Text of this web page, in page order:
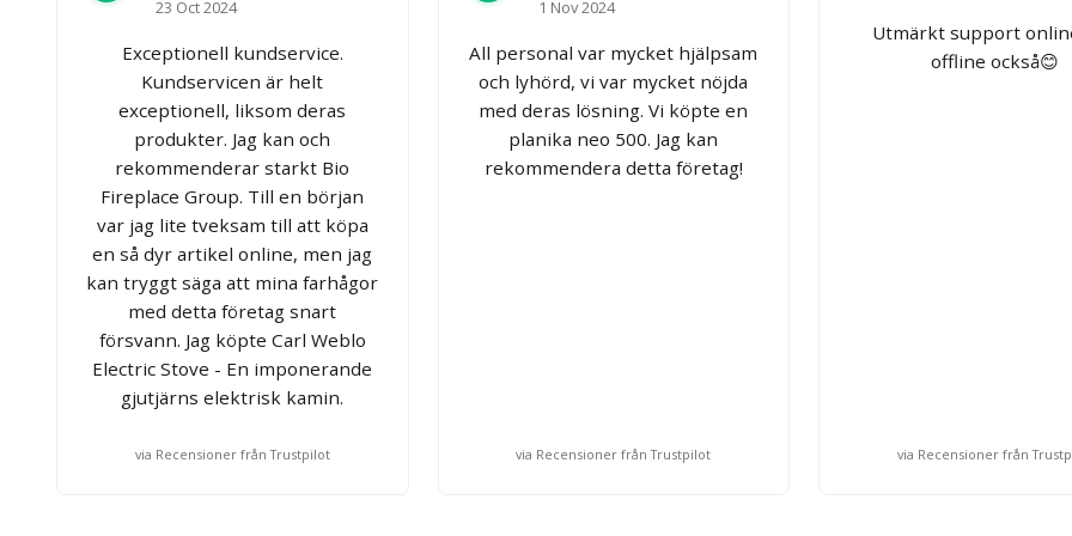
23 Oct 2024
Exceptionell kundservice.
Kundservicen är helt
exceptionell, liksom deras
produkter. Jag kan och
rekommenderar starkt Bio
Fireplace Group. Till en början
var jag lite tveksam till att köpa
en så dyr artikel online, men jag
kan tryggt säga att mina farhågor
med detta företag snart
försvann. Jag köpte Carl Weblo
Electric Stove - En imponerande
gjutjärns elektrisk kamin.
via Recensioner från Trustpilot
1 Nov 2024
All personal var mycket hjälpsam
och lyhörd, vi var mycket nöjda
med deras lösning. Vi köpte en
planika neo 500. Jag kan
rekommendera detta företag!
via Recensioner från Trustpilot
Utmärkt support
offline också😊
via Recensioner från